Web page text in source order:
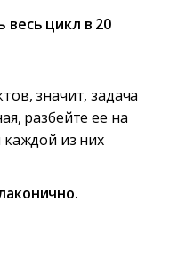
весь цикл в 20
значит, задача
разбейте ее на
каждой из них